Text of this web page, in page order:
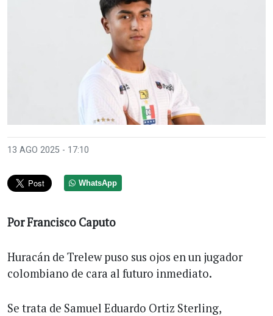
13 AGO 2025 - 17:10
WhatsApp
Por Francisco Caputo
Huracán de Trelew puso sus ojos en un jugador
colombiano de cara al futuro inmediato.
Se trata de Samuel Eduardo Ortiz Sterling,